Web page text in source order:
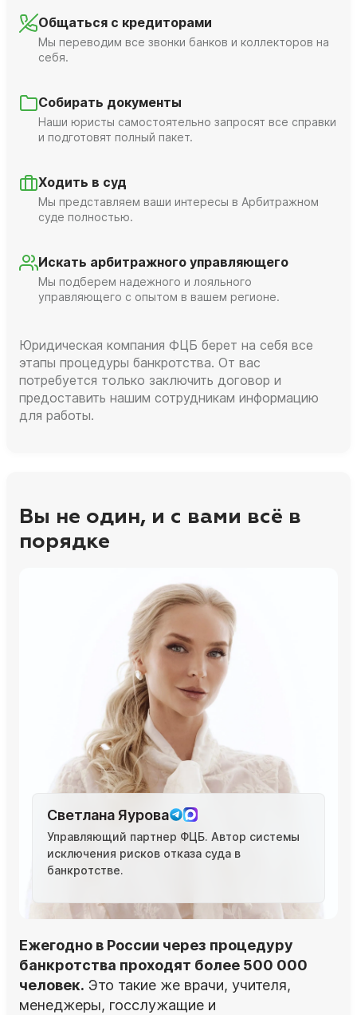
Общаться с кредиторами
Мы переводим все звонки банков и коллекторов на
себя.
Собирать документы
Наши юристы самостоятельно запросят все справки
и подготовят полный пакет.
Ходить в суд
Мы представляем ваши интересы в Арбитражном
суде полностью.
Искать арбитражного управляющего
Мы подберем надежного и лояльного
управляющего с опытом в вашем регионе.
Юридическая компания ФЦБ берет на себя все
этапы процедуры банкротства. От вас
потребуется только заключить договор и
предоставить нашим сотрудникам информацию
для работы.
Вы не один, и с вами всё в
порядке
Светлана Яурова
Управляющий партнер ФЦБ. Автор системы
исключения рисков отказа суда в
банкротстве.
Ежегодно в России через процедуру
банкротства проходят более 500 000
человек. Это такие же врачи, учителя,
менеджеры, госслужащие и